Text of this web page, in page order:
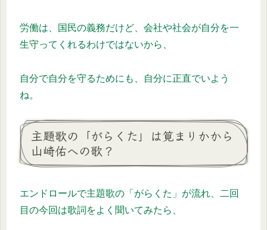
労働は、国民の義務だけど、会社や社会が自分を一
生守ってくれるわけではないから、
自分で自分を守るためにも、自分に正直でいよう
ね。
主題歌の「がらくた」は筧まりかから
山崎佑への歌？
エンドロールで主題歌の「がらくた」が流れ、二回
目の今回は歌詞をよく聞いてみたら、